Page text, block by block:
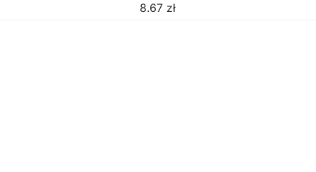
8.67 zł